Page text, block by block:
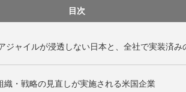
目次
ジャイルが浸透しない日本と、全社で実装済み
織・戦略の見直しが実施される米国企業